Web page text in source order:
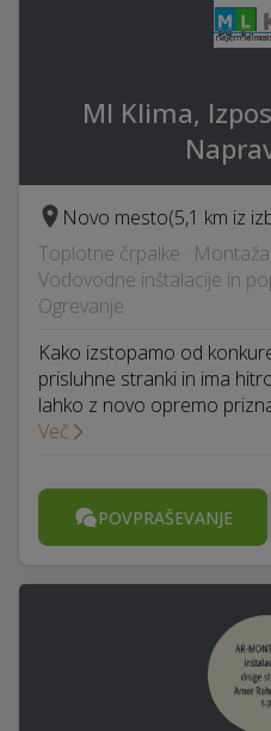
Ml Klima,
Novo mesto(5,1 km iz
Toplotne črpalke · Montaža
Vodovodne inštalacije in
Ogrevanje
Kako izstopamo od
prisluhne stranki in ima
lahko z novo opremo
Več
POVPRAŠEVANJE